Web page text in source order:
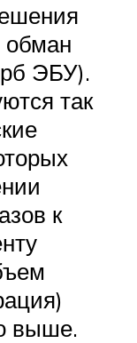
обман
ЭБУ).
так
к
выше.